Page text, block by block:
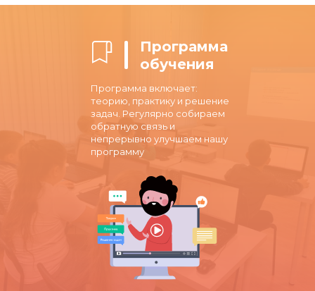
Программа
обучения
Программа включает:
теорию, практику и решение
задач. Регулярно собираем
обратную связь и
непрерывно улучшаем нашу
программу